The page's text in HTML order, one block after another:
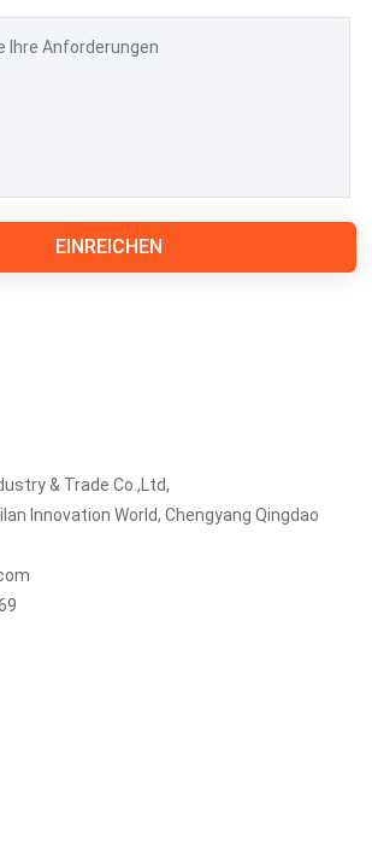
EINREICHEN
& Trade Co.,Ltd,
Innovation World, Chengyang Qingdao